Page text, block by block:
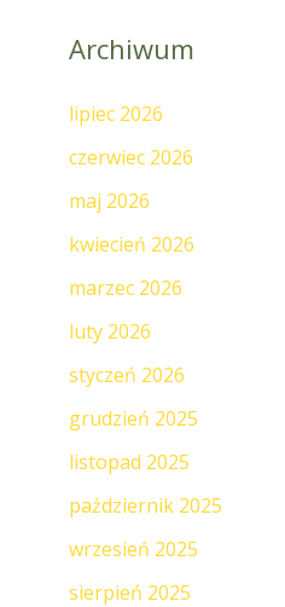
Archiwum
lipiec 2026
czerwiec 2026
maj 2026
kwiecień 2026
marzec 2026
luty 2026
styczeń 2026
grudzień 2025
listopad 2025
październik 2025
wrzesień 2025
sierpień 2025